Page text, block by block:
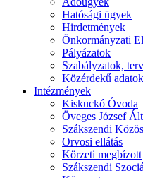
Hatósági ügyek
Hirdetmények
Önkormányzati
Pályázatok
Szabályzatok,
Közérdekű adatok
Intézmények
Kiskuckó Óvoda
Öveges József
Szákszendi
Orvosi ellátás
Körzeti megbízott
Szákszendi